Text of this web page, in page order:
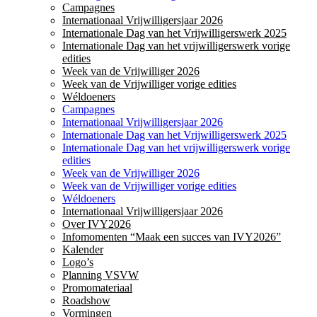
Campagnes
Internationaal Vrijwilligersjaar 2026
Internationale Dag van het Vrijwilligerswerk 2025
Internationale Dag van het vrijwilligerswerk vorige
edities
Week van de Vrijwilliger 2026
Week van de Vrijwilliger vorige edities
Wéldoeners
Campagnes
Internationaal Vrijwilligersjaar 2026
Internationale Dag van het Vrijwilligerswerk 2025
Internationale Dag van het vrijwilligerswerk vorige
edities
Week van de Vrijwilliger 2026
Week van de Vrijwilliger vorige edities
Wéldoeners
Internationaal Vrijwilligersjaar 2026
Over IVY2026
Infomomenten “Maak een succes van IVY2026”
Kalender
Logo’s
Planning VSVW
Promomateriaal
Roadshow
Vormingen